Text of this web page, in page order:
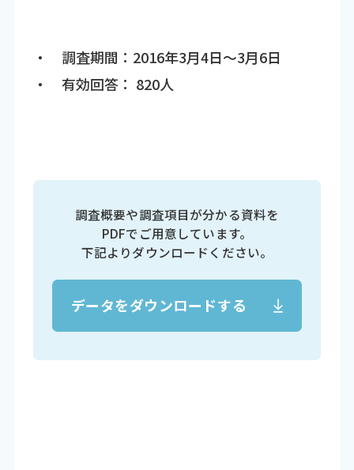
・ 調査期間：2016年3月4日～3月6日
・ 有効回答： 820人
調査概要や調査項目が分かる資料を
PDFでご用意しています。
下記よりダウンロードください。
データをダウンロードする